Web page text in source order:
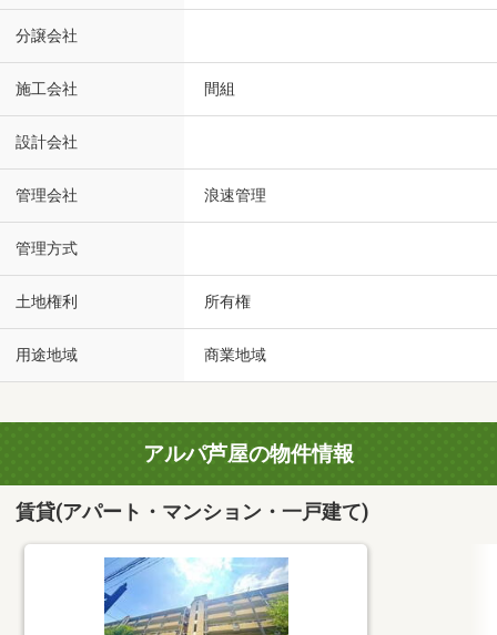
分譲会社
施工会社 間組
設計会社
管理会社 浪速管理
管理方式
土地権利 所有権
用途地域 商業地域
アルパ芦屋の物件情報
賃貸(アパート・マンション・一戸建て)